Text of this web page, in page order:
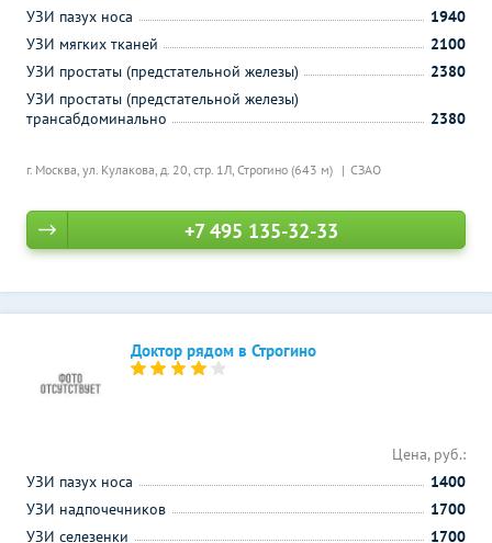
г. Москва, ул. Кулакова, д. 20, стр. 1Л, Строгино (643 м) СЗАО
УЗИ пазух носа
1940
УЗИ мягких тканей
2100
УЗИ простаты (предстательной железы)
2380
УЗИ простаты (предстательной железы)
трансабдоминально
2380
+7 495 135-32-33
Доктор рядом в Строгино
Цена, руб.:
УЗИ пазух носа
1400
УЗИ надпочечников
1700
УЗИ селезенки
1700